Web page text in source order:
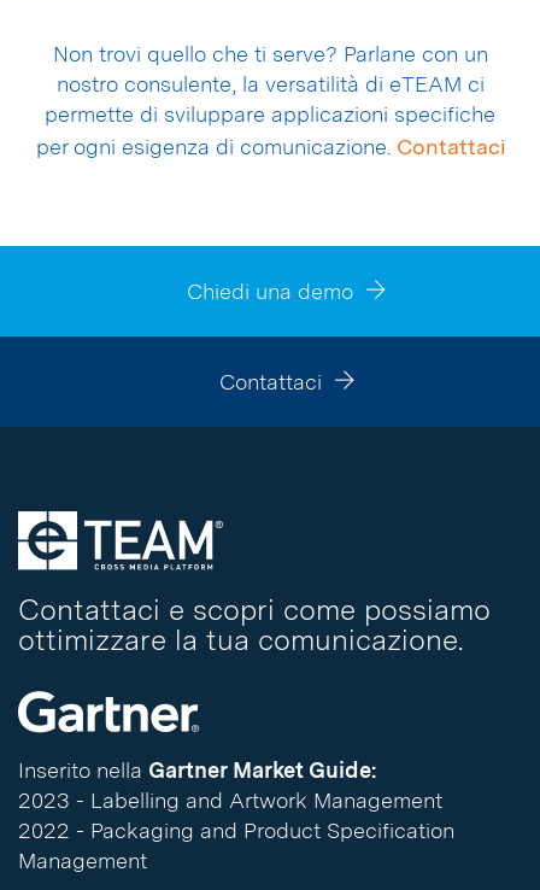
Non trovi quello che ti serve? Parlane con un
nostro consulente, la versatilità di eTEAM ci
permette di sviluppare applicazioni specifiche
per ogni esigenza di comunicazione. Contattaci
Contattaci
Chiedi una demo
Contattaci e scopri come possiamo
ottimizzare la tua comunicazione.
Inserito nella Gartner Market Guide:
2023 - Labelling and Artwork Management
2022 - Packaging and Product Specification
Management